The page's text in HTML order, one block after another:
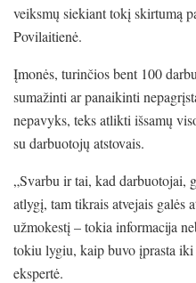
veiksmų siekiant tokį skirtumą
Povilaitienė.
Įmonės, turinčios bent 100
sumažinti ar panaikinti
nepavyks, teks atlikti išsamų
su darbuotojų atstovais.
„Svarbu ir tai, kad darbuotojai,
atlygį, tam tikrais atvejais galės
užmokestį – tokia informacija
tokiu lygiu, kaip buvo įprasta iki
ekspertė.